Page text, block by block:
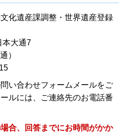
化遺産課調整・世界遺産登録
大通7
）
い合わせフォームメールをご
ルには、ご連絡先のお電話番
合、回答までにお時間がかか